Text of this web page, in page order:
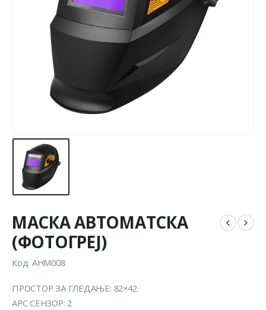
МАСКА АВТОМАТСКА
(ФОТОГРЕЈ)
Код: AHM008
ПРОСТОР ЗА ГЛЕДАЊЕ: 82×42
АРC СЕНЗОР: 2